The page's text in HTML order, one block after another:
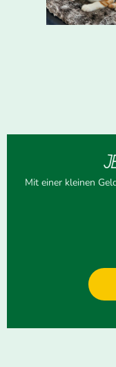
Mit einer kleinen